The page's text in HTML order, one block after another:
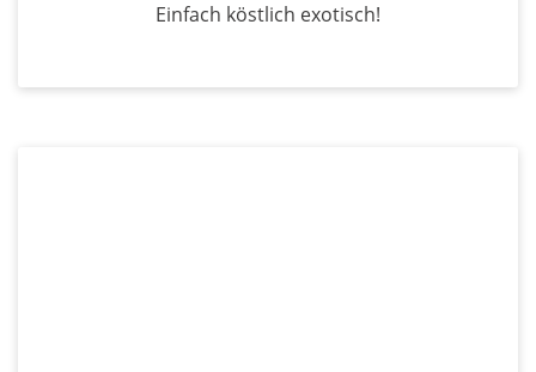
Einfach köstlich exotisch!